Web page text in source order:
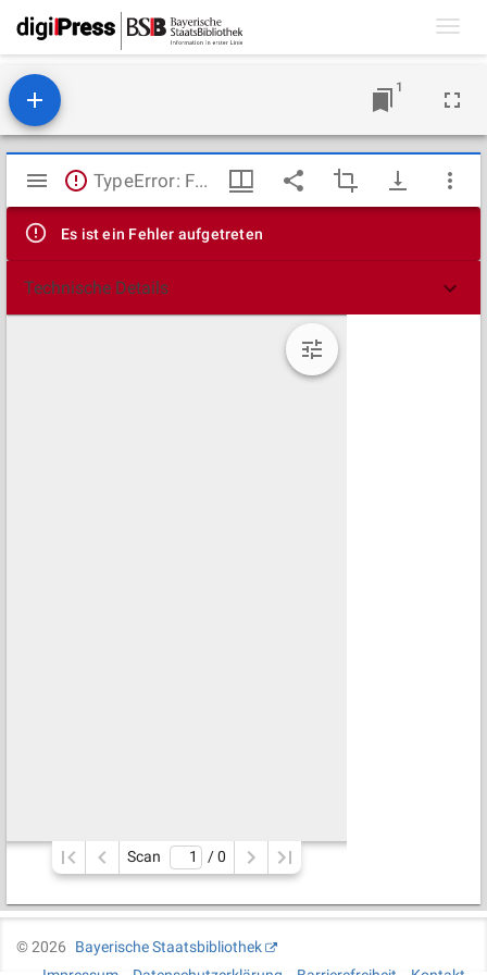
1
Mirador
Viewer
TypeError: Failed to fetch
Es ist ein Fehler aufgetreten
Technische Details
Scan / 0
©2026
Bayerische Staatsbibliothek